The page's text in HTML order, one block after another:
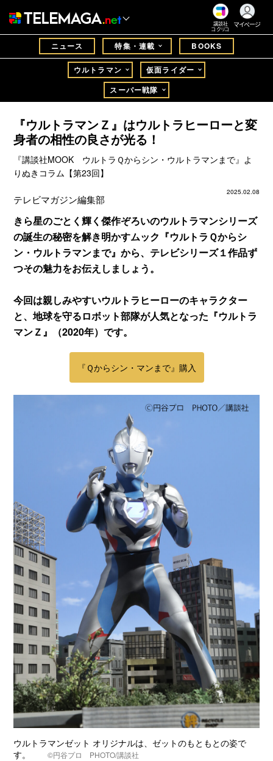
講談社
コクリコ
マイページ
ニュース 特集・連載 BOOKS
ウルトラマン
仮面ライダー
スーパー戦隊
『ウルトラマンＺ』はウルトラヒーローと変
身者の相性の良さが光る！
『講談社MOOK ウルトラＱからシン・ウルトラマンまで』よ
りぬきコラム【第23回】
2025.02.08
テレビマガジン編集部
きら星のごとく輝く傑作ぞろいのウルトラマンシリーズ
の誕生の秘密を解き明かすムック『ウルトラＱからシ
ン・ウルトラマンまで』から、テレビシリーズ１作品ず
つその魅力をお伝えしましょう。
今回は親しみやすいウルトラヒーローのキャラクター
と、地球を守るロボット部隊が人気となった『ウルトラ
マンＺ』（2020年）です。
『Ｑからシン・マンまで』購入
ウルトラマンゼット オリジナルは、ゼットのもともとの姿で
す。©円谷プロ PHOTO/講談社